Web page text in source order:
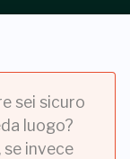
sei sicuro
luogo?
se invece